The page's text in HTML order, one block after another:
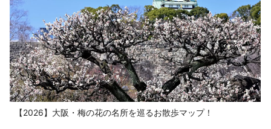
【2026】大阪・梅の花の名所を巡るお散歩マップ！